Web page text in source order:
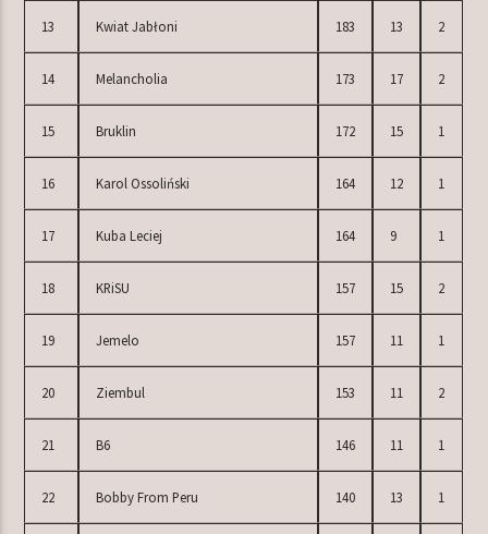
13 Kwiat Jabłoni 183 13 2
14 Melancholia 173 17 2
15 Bruklin 172 15 1
16 Karol Ossoliński 164 12 1
17 Kuba Leciej 164 9 1
18 KRiSU 157 15 2
19 Jemelo 157 11 1
20 Ziembul 153 11 2
21 B6 146 11 1
22 Bobby From Peru 140 13 1